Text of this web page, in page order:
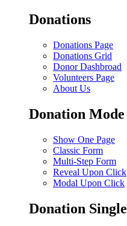
Donations
Donations Page
Donations Grid
Donor Dashbroad
Volunteers Page
About Us
Donation Mode
Show One Page
Classic Form
Multi-Step Form
Reveal Upon Click
Modal Upon Click
Donation Single